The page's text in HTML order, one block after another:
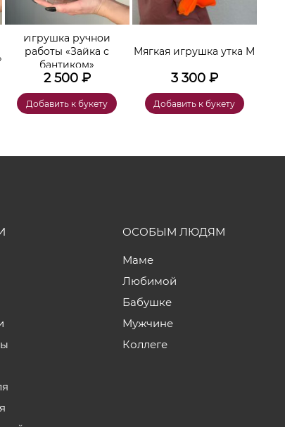
Игрушка ручной
работы «Зайка с
бантиком»
2 500₽
Добавить к букету
Мягкая игрушка утка М
3 300₽
Добавить к букету
ОСОБЫМ ЛЮДЯМ
Маме
Любимой
Бабушке
Мужчине
Коллеге